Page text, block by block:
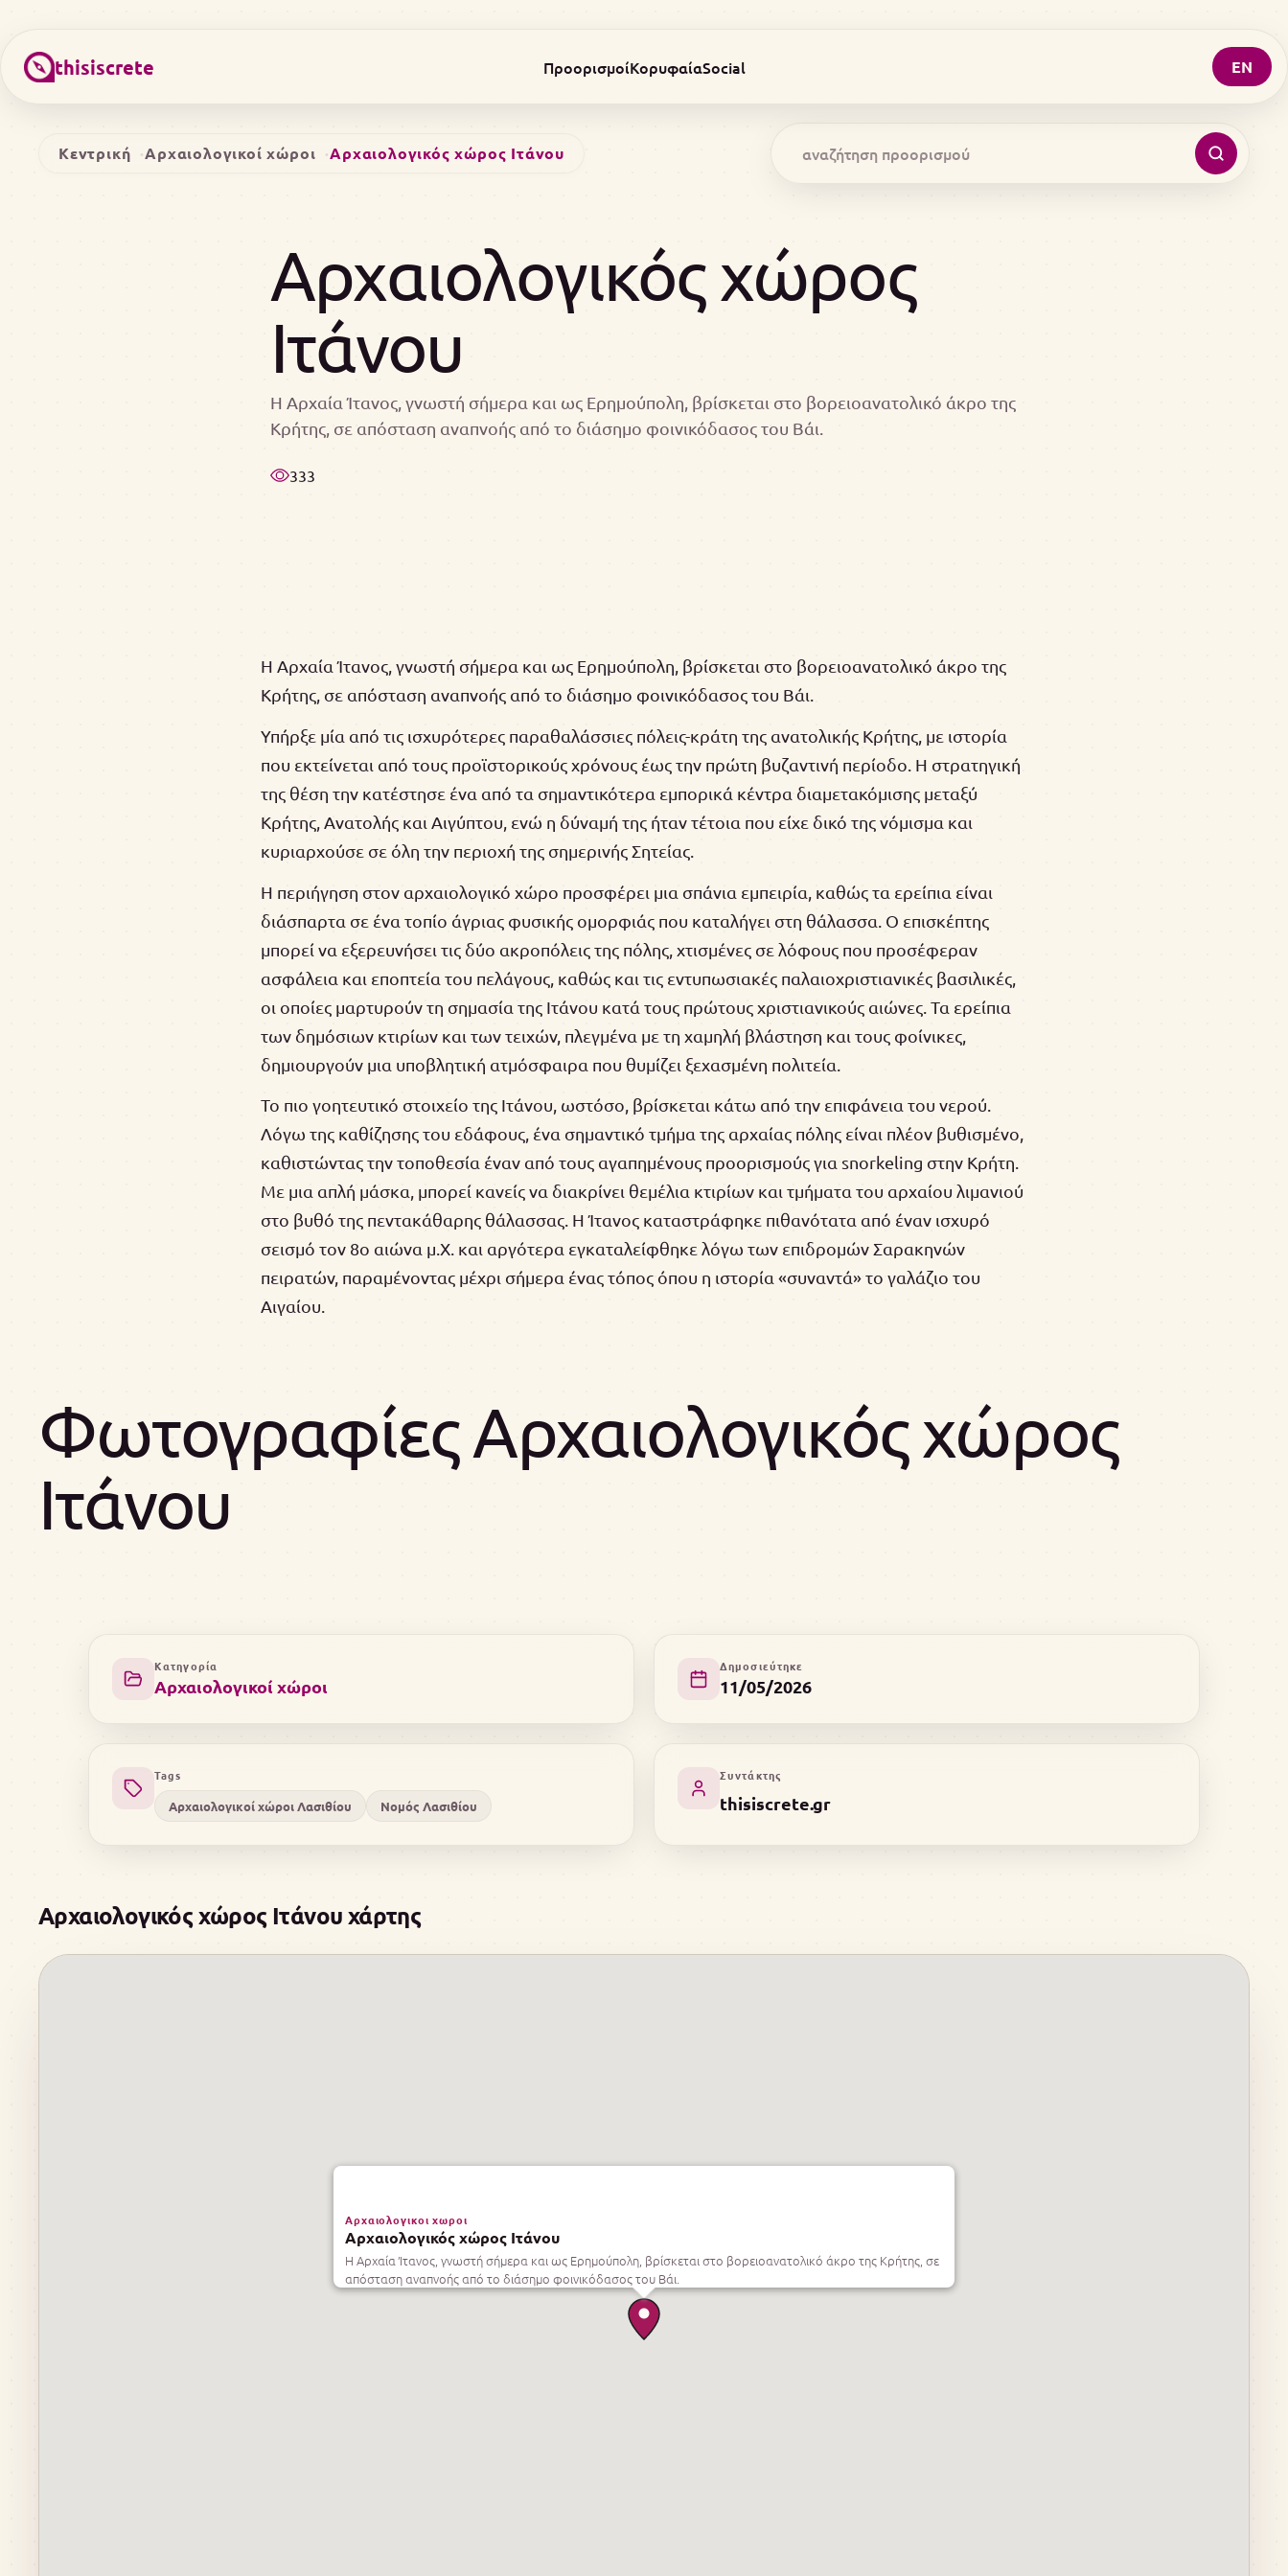
thisiscrete ΠροορισμοίΚορυφαίαSocial EN
Κεντρική Αρχαιολογικοί χώροι Αρχαιολογικός χώρος Ιτάνου
Αρχαιολογικός χώρος
Ιτάνου
Η Αρχαία Ίτανος, γνωστή σήμερα και ως Ερημούπολη, βρίσκεται στο βορειοανατολικό άκρο της
Κρήτης, σε απόσταση αναπνοής από το διάσημο φοινικόδασος του Βάι.
333
Η Αρχαία Ίτανος, γνωστή σήμερα και ως Ερημούπολη, βρίσκεται στο βορειοανατολικό άκρο της
Κρήτης, σε απόσταση αναπνοής από το διάσημο φοινικόδασος του Βάι.
Υπήρξε μία από τις ισχυρότερες παραθαλάσσιες πόλεις-κράτη της ανατολικής Κρήτης, με ιστορία
που εκτείνεται από τους προϊστορικούς χρόνους έως την πρώτη βυζαντινή περίοδο. Η στρατηγική
της θέση την κατέστησε ένα από τα σημαντικότερα εμπορικά κέντρα διαμετακόμισης μεταξύ
Κρήτης, Ανατολής και Αιγύπτου, ενώ η δύναμή της ήταν τέτοια που είχε δικό της νόμισμα και
κυριαρχούσε σε όλη την περιοχή της σημερινής Σητείας.
Η περιήγηση στον αρχαιολογικό χώρο προσφέρει μια σπάνια εμπειρία, καθώς τα ερείπια είναι
διάσπαρτα σε ένα τοπίο άγριας φυσικής ομορφιάς που καταλήγει στη θάλασσα. Ο επισκέπτης
μπορεί να εξερευνήσει τις δύο ακροπόλεις της πόλης, χτισμένες σε λόφους που προσέφεραν
ασφάλεια και εποπτεία του πελάγους, καθώς και τις εντυπωσιακές παλαιοχριστιανικές βασιλικές,
οι οποίες μαρτυρούν τη σημασία της Ιτάνου κατά τους πρώτους χριστιανικούς αιώνες. Τα ερείπια
των δημόσιων κτιρίων και των τειχών, πλεγμένα με τη χαμηλή βλάστηση και τους φοίνικες,
δημιουργούν μια υποβλητική ατμόσφαιρα που θυμίζει ξεχασμένη πολιτεία.
Το πιο γοητευτικό στοιχείο της Ιτάνου, ωστόσο, βρίσκεται κάτω από την επιφάνεια του νερού.
Λόγω της καθίζησης του εδάφους, ένα σημαντικό τμήμα της αρχαίας πόλης είναι πλέον βυθισμένο,
καθιστώντας την τοποθεσία έναν από τους αγαπημένους προορισμούς για snorkeling στην Κρήτη.
Με μια απλή μάσκα, μπορεί κανείς να διακρίνει θεμέλια κτιρίων και τμήματα του αρχαίου λιμανιού
στο βυθό της πεντακάθαρης θάλασσας. Η Ίτανος καταστράφηκε πιθανότατα από έναν ισχυρό
σεισμό τον 8ο αιώνα μ.Χ. και αργότερα εγκαταλείφθηκε λόγω των επιδρομών Σαρακηνών
πειρατών, παραμένοντας μέχρι σήμερα ένας τόπος όπου η ιστορία «συναντά» το γαλάζιο του
Αιγαίου.
Φωτογραφίες Αρχαιολογικός χώρος
Ιτάνου
Κατηγορία
Αρχαιολογικοί χώροι
Δημοσιεύτηκε
11/05/2026
Tags
Αρχαιολογικοί χώροι Λασιθίου Νομός Λασιθίου
Συντάκτης
thisiscrete.gr
Αρχαιολογικός χώρος Ιτάνου χάρτης
Αρχαιολογικοι χωροι
Αρχαιολογικός χώρος Ιτάνου
Η Αρχαία Ίτανος, γνωστή σήμερα και ως Ερημούπολη, βρίσκεται στο βορειοανατολικό άκρο της Κρήτης, σε
απόσταση αναπνοής από το διάσημο φοινικόδασος του Βάι.